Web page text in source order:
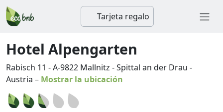
Tarjeta regalo
Hotel Alpengarten
Rabisch 11 -A-9822 Mallnitz -Spittal an der Drau -
Austria – Mostrar la ubicación